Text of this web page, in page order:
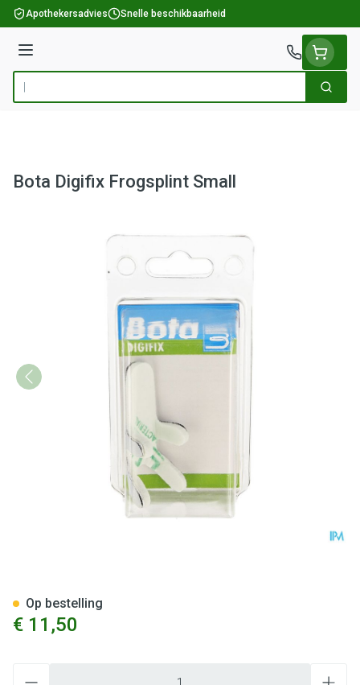
Ga naar de inhoud
Apothekersadvies Snelle beschikbaarheid
Menu
Product, merk, categorie... Zoek
Bota Digifix Frogsplint Small
€ 11,50
Op bestelling